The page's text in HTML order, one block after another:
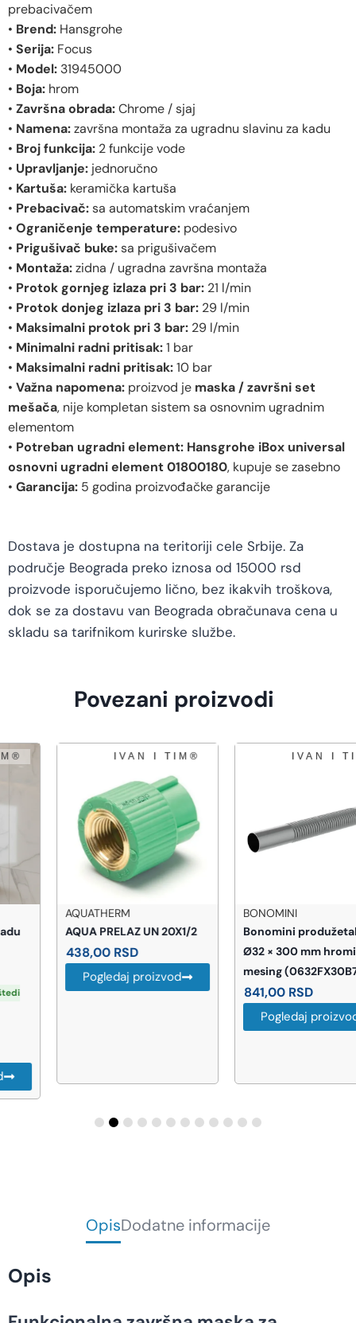
prebacivačem
• Brend: Hansgrohe
• Serija: Focus
• Model: 31945000
• Boja: hrom
• Završna obrada:Chrome / sjaj
• Namena:završna montaža za ugradnu slavinu za kadu
• Broj funkcija: 2 funkcije vode
• Upravljanje: jednoručno
• Kartuša: keramička kartuša
• Prebacivač:sa automatskim vraćanjem
• Ograničenje temperature: podesivo
• Prigušivač buke:sa prigušivačem
• Montaža:zidna / ugradna završna montaža
• Protok gornjeg izlaza pri 3 bar: 21 l/min
• Protok donjeg izlaza pri 3 bar: 29 l/min
• Maksimalni protok pri 3 bar: 29 l/min
• Minimalni radni pritisak:1 bar
• Maksimalni radni pritisak:10 bar
• Važna napomena: proizvod je maska / završni set
mešača, nije kompletan sistem sa osnovnim ugradnim
elementom
• Potreban ugradni element: Hansgrohe iBox universal
osnovni ugradni element 01800180, kupuje se zasebno
• Garancija: 5 godina proizvođačke garancije
Dostava je dostupna na teritoriji cele Srbije. Za
područje Beograda preko iznosa od 15000 rsd
proizvode isporučujemo lično, bez ikakvih troškova,
dok se za dostavu van Beograda obračunava cena u
skladu sa tarifnikom kurirske službe.
Povezani proizvodi
AQUATHERM
AQUA PRELAZ UN 20X1/2
RSD
Pogledaj proizvod
BONOMINI
Bonomini produžetak cevi
Ø32 × 300 mm hromirani
mesing (0632FX30B7)
841,00 RSD
Pogledaj proizvod
OpisDodatne informacije
Opis